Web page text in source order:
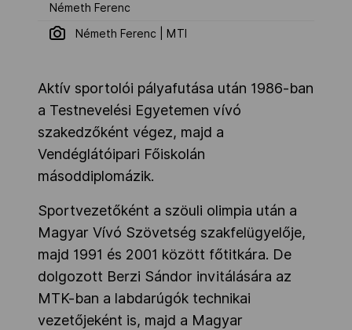
Németh Ferenc
Németh Ferenc | MTI
Aktív sportolói pályafutása után 1986-ban
a Testnevelési Egyetemen vívó
szakedzőként végez, majd a
Vendéglátóipari Főiskolán
másoddiplomázik.
Sportvezetőként a szöuli olimpia után a
Magyar Vívó Szövetség szakfelügyelője,
majd 1991 és 2001 között főtitkára. De
dolgozott Berzi Sándor invitálására az
MTK-ban a labdarúgók technikai
vezetőjeként is, majd a Magyar